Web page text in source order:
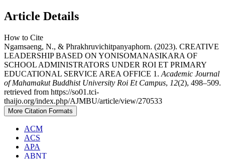
Article Details
How to Cite
Ngamsaeng, N., & Phrakhruvichitpanyaphorn. (2023). CREATIVE
LEADERSHIP BASED ON YONISOMANASIKARA OF
SCHOOL ADMINISTRATORS UNDER ROI ET PRIMARY
EDUCATIONAL SERVICE AREA OFFICE 1. Academic Journal
of Mahamakut Buddhist University Roi Et Campus, 12(2), 498–509.
retrieved from https://so01.tci-
thaijo.org/index.php/AJMBU/article/view/270533
More Citation Formats
ACM
ACS
APA
ABNT